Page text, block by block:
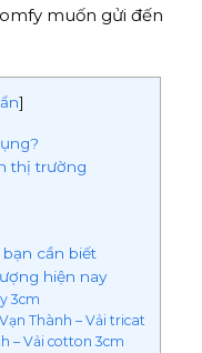
muốn gửi đến
ẩn]
thị trường
cần biết
hiện nay
3cm
Thành – Vải tricat
– Vải cotton 3cm